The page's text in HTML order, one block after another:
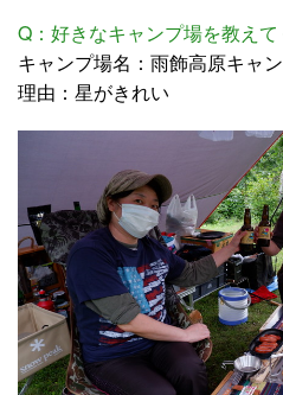
Q：好きなキャンプ場を教えて
キャンプ場名：雨飾高原キャ
理由：星がきれい